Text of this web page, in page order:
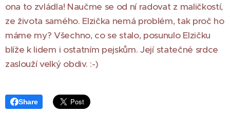
ona to zvládla! Naučme se od ní radovat z maličkostí,
ze života samého. Elzička nemá problém, tak proč ho
máme my? Všechno, co se stalo, posunulo Elzičku
blíže k lidem i ostatním pejskům. Její statečné srdce
zaslouží velký obdiv. :-)
Share